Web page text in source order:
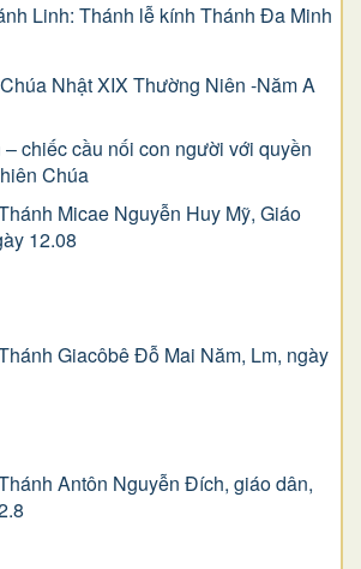
Linh: Thánh lễ kính Thánh Đa Minh
Nhật XIX Thường Niên -Năm A
chiếc cầu nối con người với quyền
Chúa
Micae Nguyễn Huy Mỹ, Giáo
12.08
Giacôbê Ðỗ Mai Năm, Lm, ngày
Antôn Nguyễn Ðích, giáo dân,